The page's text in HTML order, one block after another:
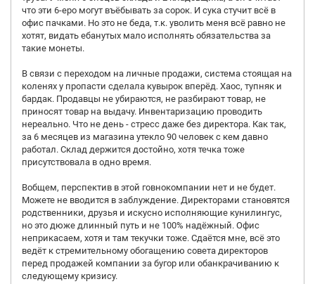
что эти 6-еро могут въёбывать за сорок. И сука стучит всё в
офис пачками. Но это не беда, т.к. уволить меня всё равно не
хотят, видать ебанутых мало исполнять обязательства за
такие монеты.
В связи с переходом на личные продажи, система стоящая на
коленях у пропасти сделала кувырок вперёд. Хаос, тупняк и
бардак. Продавцы не убираются, не разбирают товар, не
приносят товар на выдачу. Инвентаризацию проводить
нереально. Что не день - стресс даже без директора. Как так,
за 6 месяцев из магазина утекло 90 человек с кем давно
работал. Склад держится достойно, хотя течка тоже
присутствовала в одно время.
Вобщем, перспектив в этой говнокомпании нет и не будет.
Можете не вводится в заблуждение. Директорами становятся
родственники, друзья и искусно исполняющие кунилингус,
но это дюже длинный путь и не 100% надёжный. Офис
неприкасаем, хотя и там текучки тоже. Сдаётся мне, всё это
ведёт к стремительному обогащению совета директоров
перед продажей компании за бугор или обанкрачиванию к
следующему кризису.